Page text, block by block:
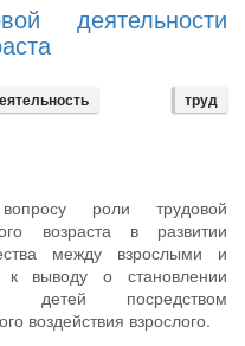
деятельности
труд
роли трудовой
возраста в развитии
между взрослыми и
к выводу о становлении
детей посредством
воздействия взрослого.